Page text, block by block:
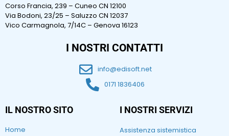
Corso Francia, 239 – Cuneo CN 12100
Via Bodoni, 23/25 – Saluzzo CN 12037
Vico Carmagnola, 7/14C – Genova 16123
I NOSTRI CONTATTI
info@edisoft.net
0171 1836406
IL NOSTRO SITO
Home
I NOSTRI SERVIZI
Assistenza sistemistica